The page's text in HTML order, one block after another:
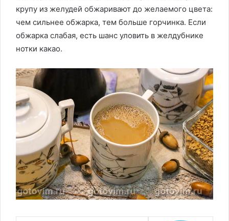
крупу из желудей обжаривают до желаемого цвета:
чем сильнее обжарка, тем больше горчинка. Если
обжарка слабая, есть шанс уловить в желдубнике
нотки какао.